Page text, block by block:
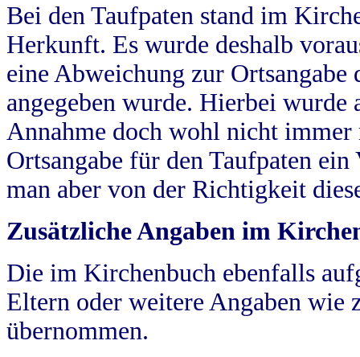
Bei den Taufpaten stand im
Herkunft. Es wurde deshalb
eine Abweichung zur
angegeben wurde. Hierbei wurde
Annahme doch wohl nicht
Ortsangabe für den Taufpaten
man aber von der Richtigkeit
Zusätzliche Angaben im
Die im Kirchenbuch ebenfalls
Eltern oder weitere Angaben wie
übernommen.